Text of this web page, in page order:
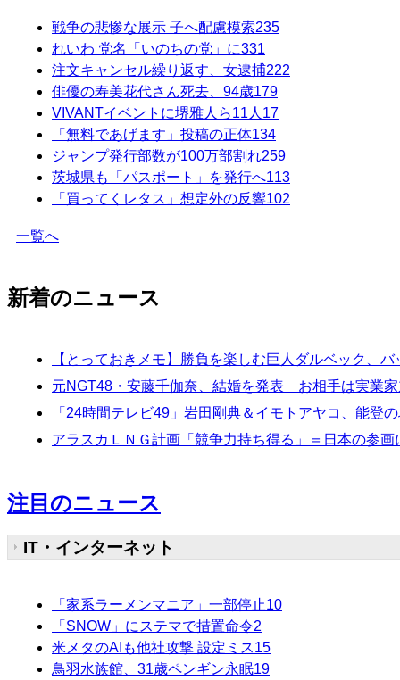
戦争の悲惨な展示 子へ配慮模索235
れいわ 党名「いのちの党」に331
注文キャンセル繰り返す、女逮捕222
俳優の寿美花代さん死去、94歳179
VIVANTイベントに堺雅人ら11人 17
「無料であげます」投稿の正体134
ジャンプ発行部数が100万部割れ259
茨城県も「パスポート」を発行へ113
「買ってくレタス」想定外の反響102
一覧へ
新着のニュース
【とっておきメモ】勝負を楽しむ巨人ダルベック、
元NGT48・安藤千伽奈、結婚を発表 お相手は実業
「24時間テレビ49」岩田剛典＆イモトアヤコ、能登
アラスカＬＮＧ計画「競争力持ち得る」＝日本の参
注目のニュース
IT・インターネット
「家系ラーメンマニア」一部停止10
「SNOW」にステマで措置命令2
米メタのAIも他社攻撃 設定ミス15
鳥羽水族館、31歳ペンギン永眠19